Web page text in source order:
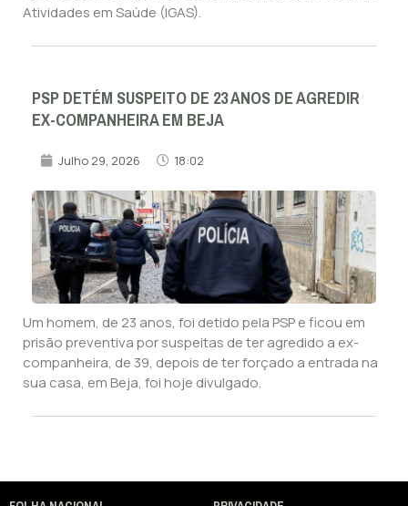
Atividades em Saúde (IGAS).
PSP DETÉM SUSPEITO DE 23 ANOS DE AGREDIR
EX-COMPANHEIRA EM BEJA
Julho 29, 2026 18:02
Um homem, de 23 anos, foi detido pela PSP e ficou em
prisão preventiva por suspeitas de ter agredido a ex-
companheira, de 39, depois de ter forçado a entrada na
sua casa, em Beja, foi hoje divulgado.